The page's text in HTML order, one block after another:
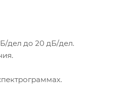
дел до 20 дБ/дел.